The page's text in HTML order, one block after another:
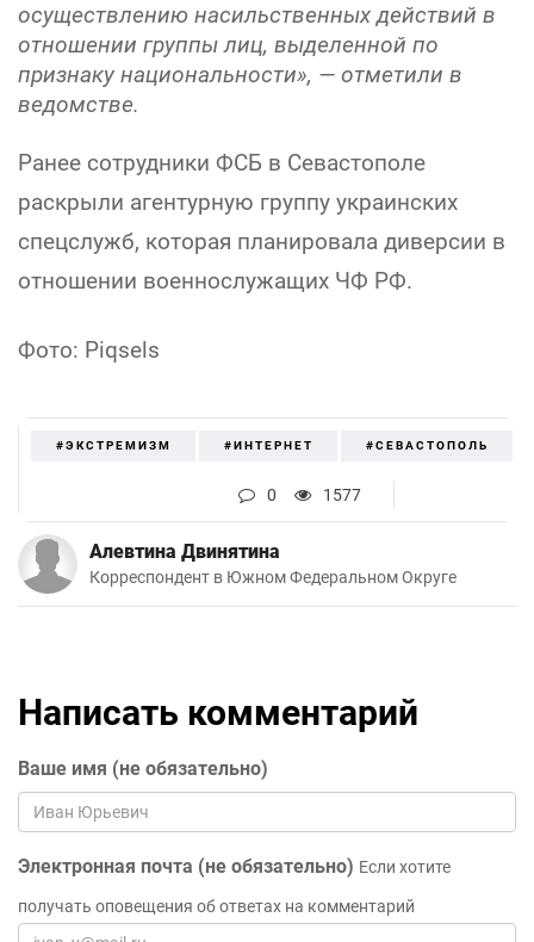
осуществлению насильственных действий в
отношении группы лиц, выделенной по
признаку национальности», — отметили в
ведомстве.
Ранее сотрудники ФСБ в Севастополе
раскрыли агентурную группу украинских
спецслужб, которая планировала диверсии в
отношении военнослужащих ЧФ РФ.
Фото: Piqsels
#ЭКСТРЕМИЗМ #ИНТЕРНЕТ #СЕВАСТОПОЛЬ
0 1577
Алевтина Двинятина
Корреспондент в Южном Федеральном Округе
Написать комментарий
Ваше имя (не обязательно)
Электронная почта (не обязательно) Если хотите
получать оповещения об ответах на комментарий